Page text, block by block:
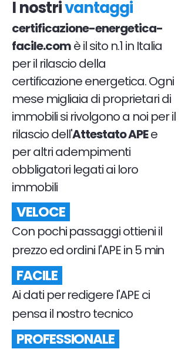
I nostrivantaggi
certificazione-energetica-
facile.comè il sito n.1 in Italia
per il rilascio della
certificazione energetica. Ogni
mese migliaia di proprietari di
immobili si rivolgono a noi per il
rilascio dell'Attestato APEe
per altri adempimenti
obbligatori legati ai loro
immobili
VELOCE
Con pochi passaggi ottieni il
prezzo ed ordini l'APE in 5 min
FACILE
Ai dati per redigere l'APE ci
pensa il nostro tecnico
PROFESSIONALE